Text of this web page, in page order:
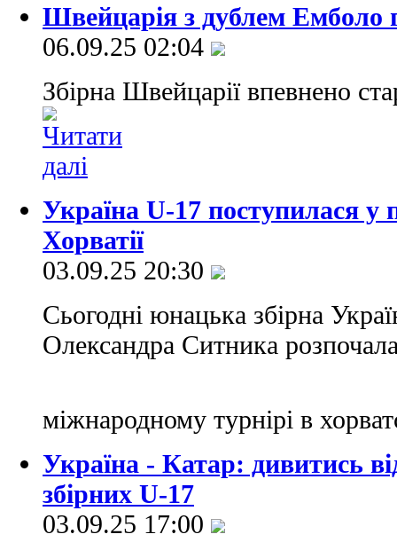
Швейцарія з дублем Емболо
06.09.25 02:04
Збірна Швейцарії впевнено
Україна U-17 поступилася у
Хорватії
03.09.25 20:30
Сьогодні юнацька збірна
Олександра Ситника
міжнародному турнірі в
Україна - Катар: дивитись
збірних U-17
03.09.25 17:00